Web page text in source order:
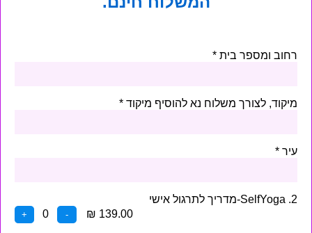
רחוב ומספר בית
מיקוד, לצורך משלוח נא להוסיף מיקוד
עיר
SelfYoga .2-מדריך לתרגול אישי
+ 0 - ₪ 139.00